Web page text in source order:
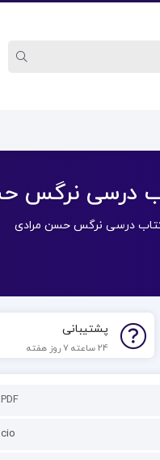
پشتیبانی
24 ساعته 7 روز هفته
PDF
cio